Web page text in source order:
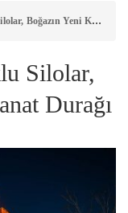
Yeni Kültür-Sanat Durağı
Silolar,
Durağı